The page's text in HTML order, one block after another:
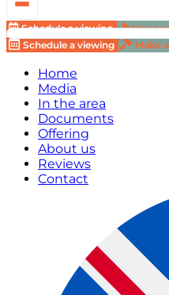
Schedule a viewing Make
Schedule a viewing
Make
Home
Media
In the area
Documents
Offering
About us
Reviews
Contact